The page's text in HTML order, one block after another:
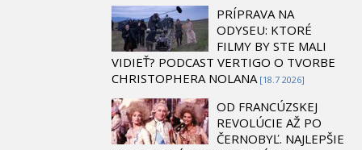
PRÍPRAVA NA
ODYSEU: KTORÉ
FILMY BY STE MALI
VIDIEŤ? PODCAST VERTIGO O TVORBE
CHRISTOPHERA NOLANA [18.7 2026]
OD FRANCÚZSKEJ
REVOLÚCIE AŽ PO
ČERNOBYĽ. NAJLEPŠIE